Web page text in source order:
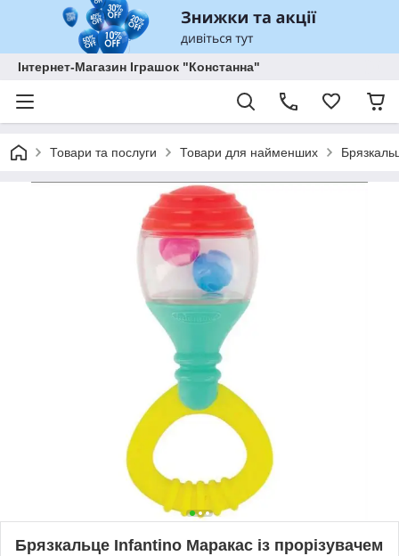
Інтернет-Магазин Іграшок "Констанна"
Товари та послуги Товари для найменших
Брязкальце Infantino Маракас із прорізувачем